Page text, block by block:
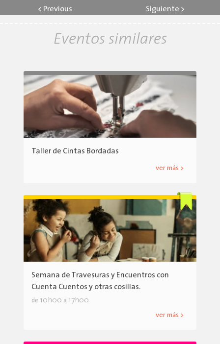
< Previous Siguiente >
Eventos similares
Taller de Cintas Bordadas
ver más >
Semana de Travesuras y Encuentros con
Cuenta Cuentos y otras cosillas.
de 10h00 a 17h00
ver más >